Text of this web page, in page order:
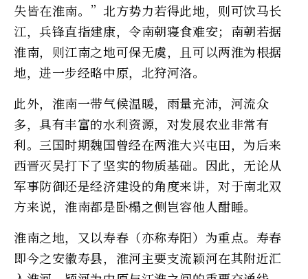
失皆在淮南。”北方势力若得此地，则可饮马长
江，兵锋直指建康，令南朝寝食难安；南朝若据
淮南，则江南之地可保无虞，且可以两淮为根据
地，进一步经略中原，北狩河洛。
此外，淮南一带气候温暖，雨量充沛，河流众
多，具有丰富的水利资源，对发展农业非常有
利。三国时期魏国曾经在两淮大兴屯田，为后来
西晋灭吴打下了坚实的物质基础。因此，无论从
军事防御还是经济建设的角度来讲，对于南北双
方来说，淮南都是卧榻之侧岂容他人酣睡。
淮南之地，又以寿春（亦称寿阳）为重点。寿春
即今之安徽寿县，淮河主要支流颖河在其附近汇